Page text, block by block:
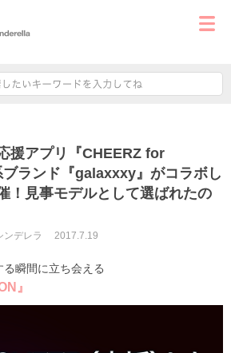
援アプリ『CHEERZ for
ランド『galaxxxy』がコラボし
！見事モデルとして選ばれたの
ンデレラ 2017.7.19
瞬間に立ち会える
』